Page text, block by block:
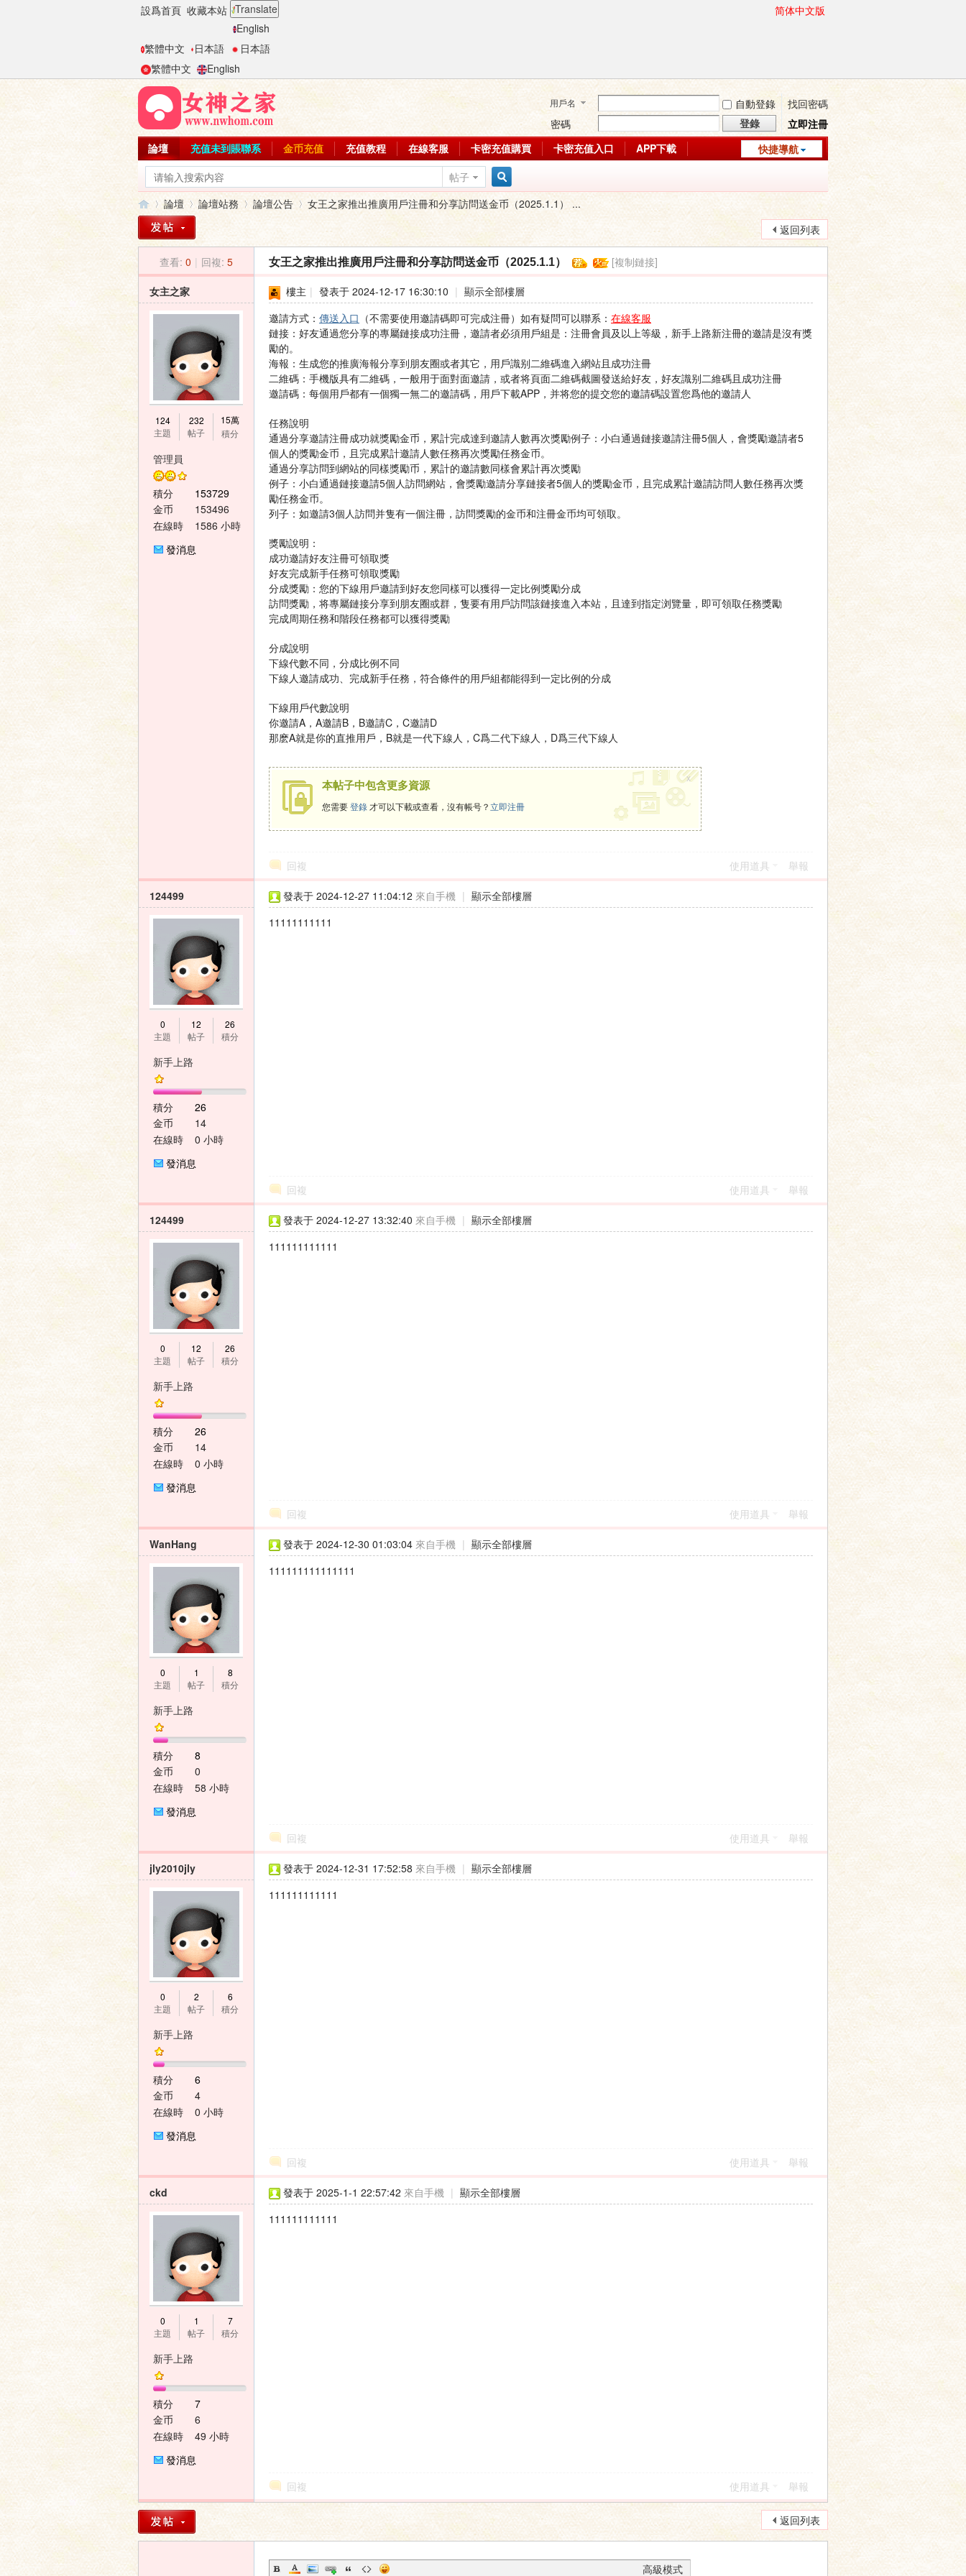
設爲首頁 收藏本站 Translate
English
繁體中文
日本語
日本語
繁體中文
English
简体中文版
用戶名 自動登錄
找回密碼
密碼
登錄
立即注冊
快捷導航
論壇 充值未到賬聯系 金币充值 充值教程 在線客服 卡密充值購買 卡密充值入口
APP下載
帖子
搜
索
論壇
›
論壇站務 論壇公告
›
女王之家推出推廣用戶注冊和分享訪問送金币（2025.1.1） ...
返回列表
查看: 0 | 回複: 5 女王之家推出推廣用戶注冊和分享訪問送金币（2025.1.1） [複制鏈接]
女主之家
124
主題
232
帖子
15萬
積分
管理員
積分
153729
金币
153496
在線時
1586 小時
發消息
樓主 | 發表于 2024-12-17 16:30:10 | 顯示全部樓層
邀請方式： 傳送入口 （不需要使用邀請碼即可完成注冊）如有疑問可以聯系： 在線客服
鏈接：好友通過您分享的專屬鏈接成功注冊，邀請者必須用戶組是：注冊會員及以上等級，新手上路新注冊的邀請是沒有獎
勵的。
海報：生成您的推廣海報分享到朋友圈或者其它，用戶識别二維碼進入網站且成功注冊
二維碼：手機版具有二維碼，一般用于面對面邀請，或者将頁面二維碼截圖發送給好友，好友識别二維碼且成功注冊
邀請碼：每個用戶都有一個獨一無二的邀請碼，用戶下載APP，并将您的提交您的邀請碼設置您爲他的邀請人
任務說明
通過分享邀請注冊成功就獎勵金币，累計完成達到邀請人數再次獎勵例子：小白通過鏈接邀請注冊5個人，會獎勵邀請者5
個人的獎勵金币，且完成累計邀請人數任務再次獎勵任務金币。
通過分享訪問到網站的同樣獎勵币，累計的邀請數同樣會累計再次獎勵
例子：小白通過鏈接邀請5個人訪問網站，會獎勵邀請分享鏈接者5個人的獎勵金币，且完成累計邀請訪問人數任務再次獎
勵任務金币。
列子：如邀請3個人訪問并隻有一個注冊，訪問獎勵的金币和注冊金币均可領取。
獎勵說明：
成功邀請好友注冊可領取獎
好友完成新手任務可領取獎勵
分成獎勵：您的下線用戶邀請到好友您同樣可以獲得一定比例獎勵分成
訪問獎勵，将專屬鏈接分享到朋友圈或群，隻要有用戶訪問該鏈接進入本站，且達到指定浏覽量，即可領取任務獎勵
完成周期任務和階段任務都可以獲得獎勵
分成說明
下線代數不同，分成比例不同
下線人邀請成功、完成新手任務，符合條件的用戶組都能得到一定比例的分成
下線用戶代數說明
你邀請A，A邀請B，B邀請C，C邀請D
那麽A就是你的直推用戶，B就是一代下線人，C爲二代下線人，D爲三代下線人
本帖子中包含更多資源
您需要登錄 才可以下載或查看，沒有帳号？立即注冊
x
回複 使用道具 舉報
124499
0
主題
12
帖子
26
積分
新手上路
積分
26
金币
14
在線時
0 小時
發消息
發表于 2024-12-27 11:04:12 來自手機 | 顯示全部樓層
11111111111
回複 使用道具 舉報
124499
0
主題
12
帖子
26
積分
新手上路
積分
26
金币
14
在線時
0 小時
發消息
發表于 2024-12-27 13:32:40 來自手機 | 顯示全部樓層
111111111111
回複 使用道具 舉報
WanHang
0
主題
1
帖子
8
積分
新手上路
積分
8
金币
0
在線時
58 小時
發消息
發表于 2024-12-30 01:03:04 來自手機 | 顯示全部樓層
111111111111111
回複 使用道具 舉報
jly2010jly
0
主題
2
帖子
6
積分
新手上路
積分
6
金币
4
在線時
0 小時
發消息
發表于 2024-12-31 17:52:58 來自手機 | 顯示全部樓層
111111111111
回複 使用道具 舉報
ckd
0
主題
1
帖子
7
積分
新手上路
積分
7
金币
6
在線時
49 小時
發消息
發表于 2025-1-1 22:57:42 來自手機 | 顯示全部樓層
111111111111
回複 使用道具 舉報
返回列表
高級模式